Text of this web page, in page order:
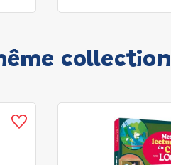
collection